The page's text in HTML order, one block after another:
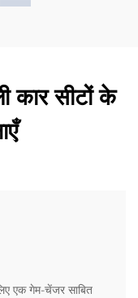
कार सीटों के
एक गेम-चेंजर साबित